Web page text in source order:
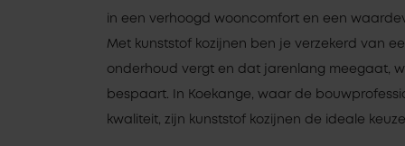
in een verhoogd wooncomfort en een
Met kunststof kozijnen ben je verzekerd van
onderhoud vergt en dat jarenlang meegaat,
bespaart. In Koekange, waar de
kwaliteit, zijn kunststof kozijnen de ideale